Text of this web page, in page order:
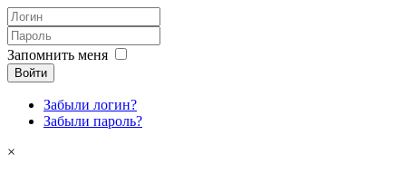
Запомнить меня
Войти
Забыли логин?
Забыли пароль?
×